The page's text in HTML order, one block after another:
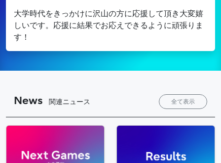
大学時代をきっかけに沢山の方に応援して頂き大変嬉
しいです。応援に結果でお応えできるように頑張りま
す！
News 関連ニュース 全て表示